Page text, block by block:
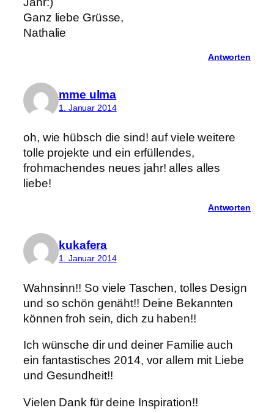
Ganz liebe Grüsse,
Nathalie
Antworten
mme ulma
1. Januar 2014
oh, wie hübsch die sind! auf viele weitere
tolle projekte und ein erfüllendes,
frohmachendes neues jahr! alles alles
liebe!
Antworten
kukafera
1. Januar 2014
Wahnsinn!! So viele Taschen, tolles Design
und so schön genäht!! Deine Bekannten
können froh sein, dich zu haben!!
Ich wünsche dir und deiner Familie auch
ein fantastisches 2014, vor allem mit Liebe
und Gesundheit!!
Vielen Dank für deine Inspiration!!